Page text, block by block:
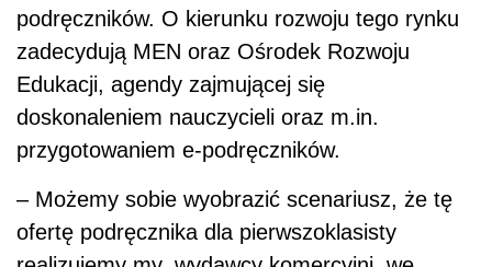
podręczników. O kierunku rozwoju tego rynku
zadecydują MEN oraz Ośrodek Rozwoju
Edukacji, agendy zajmującej się
doskonaleniem nauczycieli oraz m.in.
przygotowaniem e-podręczników.
– Możemy sobie wyobrazić scenariusz, że tę
ofertę podręcznika dla pierwszoklasisty